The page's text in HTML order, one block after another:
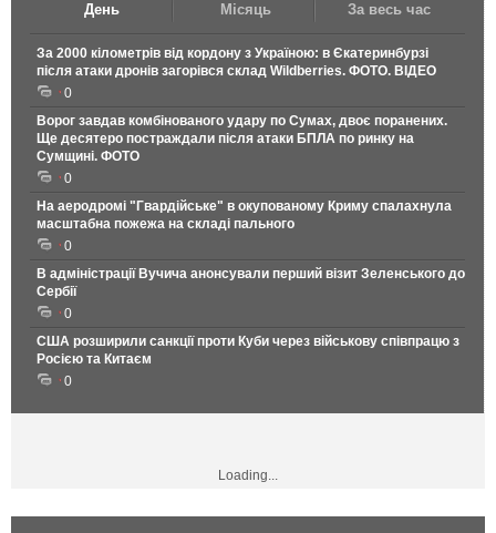
День Місяць За весь час
За 2000 кілометрів від кордону з Україною: в Єкатеринбурзі
після атаки дронів загорівся склад Wildberries. ФОТО. ВІДЕО
0
Ворог завдав комбінованого удару по Сумах, двоє поранених.
Ще десятеро постраждали після атаки БПЛА по ринку на
Сумщині. ФОТО
0
На аеродромі "Гвардійське" в окупованому Криму спалахнула
масштабна пожежа на складі пального
0
В адміністрації Вучича анонсували перший візит Зеленського до
Сербії
0
США розширили санкції проти Куби через військову співпрацю з
Росією та Китаєм
0
Loading...